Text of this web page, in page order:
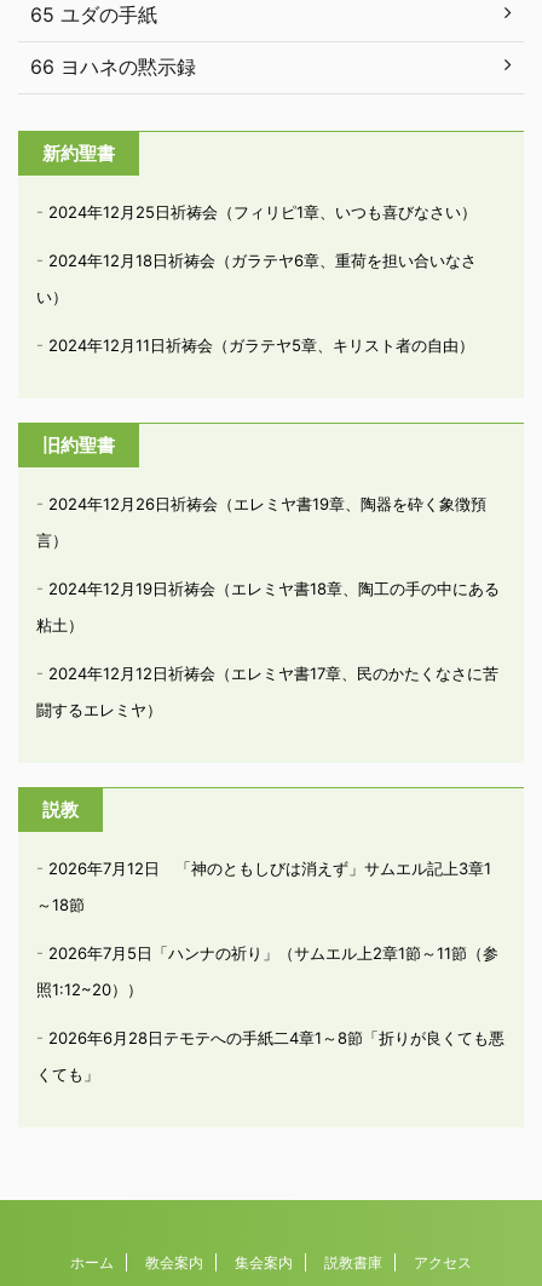
65 ユダの手紙
66 ヨハネの黙示録
新約聖書
2024年12月25日祈祷会（フィリピ1章、いつも喜びなさい）
2024年12月18日祈祷会（ガラテヤ6章、重荷を担い合いなさ
い）
2024年12月11日祈祷会（ガラテヤ5章、キリスト者の自由）
旧約聖書
2024年12月26日祈祷会（エレミヤ書19章、陶器を砕く象徴預
言）
2024年12月19日祈祷会（エレミヤ書18章、陶工の手の中にある
粘土）
2024年12月12日祈祷会（エレミヤ書17章、民のかたくなさに苦
闘するエレミヤ）
説教
2026年7月12日 「神のともしびは消えず」サムエル記上3章1
～18節
2026年7月5日「ハンナの祈り」（サムエル上2章1節～11節（参
照1:12~20））
2026年6月28日テモテへの手紙二4章1～8節「折りが良くても悪
くても」
ホーム 教会案内 集会案内 説教書庫 アクセス